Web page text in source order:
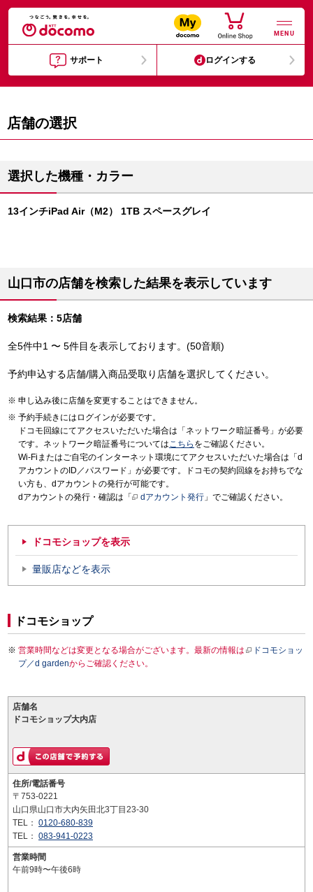
MENU
サポート ログインする
店舗の選択
選択した機種・カラー
13インチiPad Air（M2） 1TB スペースグレイ
山口市の店舗を検索した結果を表示しています
検索結果：5店舗
全5件中1 〜 5件目を表示しております。(50音順)
予約申込する店舗/購入商品受取り店舗を選択してください。
申し込み後に店舗を変更することはできません。
予約手続きにはログインが必要です。
ドコモ回線にてアクセスいただいた場合は「ネットワーク暗証番号」が必要
です。ネットワーク暗証番号についてはこちら をご確認ください。
Wi-Fiまたはご自宅のインターネット環境にてアクセスいただいた場合は「d
アカウントのID／パスワード」が必要です。ドコモの契約回線をお持ちでな
い方も、dアカウントの発行が可能です。
dアカウントの発行・確認は「
dアカウント発行 」でご確認ください。
ドコモショップを表示
量販店などを表示
ドコモショップ
営業時間などは変更となる場合がございます。最新の情報は
ドコモショッ
プ／d gardenからご確認ください。
店舗名
ドコモショップ大内店
住所/電話番号
〒753-0221
山口県山口市大内矢田北3丁目23-30
TEL： 0120-680-839
TEL： 083-941-0223
営業時間
午前9時〜午後6時